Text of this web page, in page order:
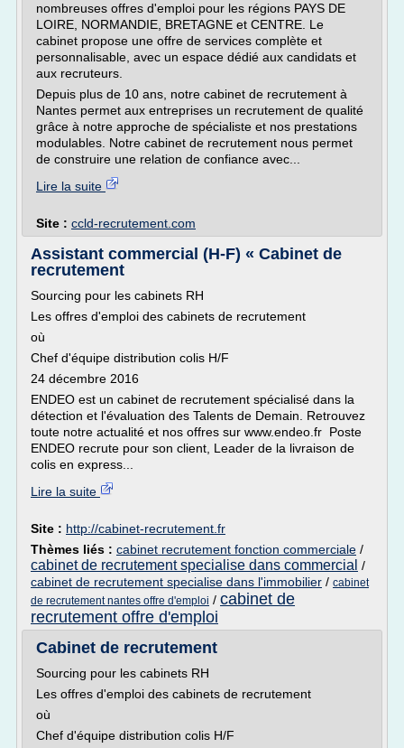
nombreuses offres d'emploi pour les régions PAYS DE
LOIRE, NORMANDIE, BRETAGNE et CENTRE. Le
cabinet propose une offre de services complète et
personnalisable, avec un espace dédié aux candidats et
aux recruteurs.
Depuis plus de 10 ans, notre cabinet de recrutement à
Nantes permet aux entreprises un recrutement de qualité
grâce à notre approche de spécialiste et nos prestations
modulables. Notre cabinet de recrutement nous permet
de construire une relation de confiance avec...
Lire la suite
Site : ccld-recrutement.com
Assistant commercial (H-F) « Cabinet de
recrutement
Sourcing pour les cabinets RH
Les offres d'emploi des cabinets de recrutement
où
Chef d'équipe distribution colis H/F
24 décembre 2016
ENDEO est un cabinet de recrutement spécialisé dans la
détection et l'évaluation des Talents de Demain. Retrouvez
toute notre actualité et nos offres sur www.endeo.fr Poste
ENDEO recrute pour son client, Leader de la livraison de
colis en express...
Lire la suite
Site : http://cabinet-recrutement.fr
Thèmes liés : cabinet recrutement fonction commerciale /
cabinet de recrutement specialise dans commercial /
cabinet de recrutement specialise dans l'immobilier / cabinet
de recrutement nantes offre d'emploi / cabinet de
recrutement offre d'emploi
Cabinet de recrutement
Sourcing pour les cabinets RH
Les offres d'emploi des cabinets de recrutement
où
Chef d'équipe distribution colis H/F